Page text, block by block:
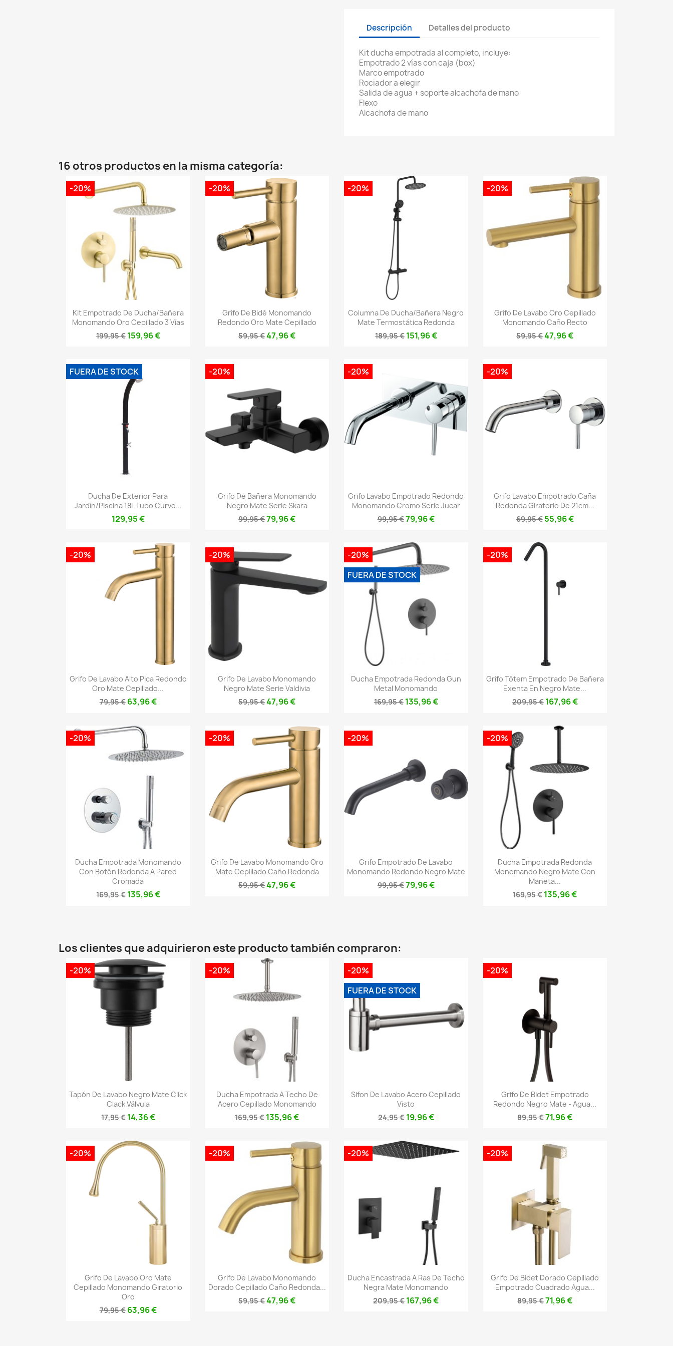
Descripción Detalles del producto
Kit ducha empotrada al completo, incluye:
Empotrado 2 vías con caja (box)
Marco empotrado
Rociador a elegir
Salida de agua + soporte alcachofa de mano
Flexo
Alcachofa de mano
16 otros productos en la misma categoría:
Vista rápida
Kit Empotrado De Ducha/bañera
Monomando Oro Cepillado 3 Vías
199,95 € 159,96 €
-20%
Vista rápida
Grifo De Bidé Monomando
Redondo Oro Mate Cepillado
59,95 €47,96 €
-20%
Vista rápida
Columna De Ducha/bañera Negro
Mate Termostática Redonda
189,95 € 151,96 €
-20%
 Vista rápida
Grifo De Lavabo Oro Cepillado
Monomando Caño Recto
59,95 €47,96 €
-20%
Vista rápida
Ducha De Exterior Para
Jardín/piscina 18L Tubo Curvo...
129,95 €
FUERA DE STOCK
Vista rápida
Grifo De Bañera Monomando
Negro Mate Serie Skara
99,95 €79,96 €
-20%
Vista rápida
Grifo Lavabo Empotrado Redondo
Monomando Cromo Serie Jucar
99,95 €79,96 €
-20%
Vista rápida
Grifo Lavabo Empotrado Caña
Redonda Giratorio De 21cm...
69,95 € 55,96 €
-20%
Vista rápida
Grifo De Lavabo Alto Pica Redondo
Oro Mate Cepillado...
79,95 € 63,96 €
-20%
 Vista rápida
Grifo De Lavabo Monomando
Negro Mate Serie Valdivia
59,95 €47,96 €
-20%
Vista rápida
Ducha Empotrada Redonda Gun
Metal Monomando
169,95 € 135,96 €
-20%
FUERA DE STOCK
Vista rápida
Grifo Tótem Empotrado De Bañera
Exenta En Negro Mate...
209,95 € 167,96 €
-20%
Vista rápida
Ducha Empotrada Monomando
Con Botón Redonda A Pared
Cromada
169,95 € 135,96 €
-20%
Vista rápida
Grifo De Lavabo Monomando Oro
Mate Cepillado Caño Redonda
59,95 €47,96 €
-20%
Vista rápida
Grifo Empotrado De Lavabo
Monomando Redondo Negro Mate
99,95 €79,96 €
-20%
Vista rápida
Ducha Empotrada Redonda
Monomando Negro Mate Con
Maneta...
169,95 €135,96 €
-20%
Los clientes que adquirieron este producto también compraron:
Vista rápida
Tapón De Lavabo Negro Mate Click
Clack Válvula
17,95 € 14,36 €
-20%
Vista rápida
Ducha Empotrada A Techo De
Acero Cepillado Monomando
169,95 €135,96 €
-20%
Vista rápida
Sifon De Lavabo Acero Cepillado
Visto
24,95 € 19,96 €
-20%
FUERA DE STOCK
Vista rápida
Grifo De Bidet Empotrado
Redondo Negro Mate - Agua...
89,95 €71,96 €
-20%
Vista rápida
Grifo De Lavabo Oro Mate
Cepillado Monomando Giratorio
Oro
79,95 € 63,96 €
-20%
 Vista rápida
Grifo De Lavabo Monomando
Dorado Cepillado Caño Redonda...
59,95 €47,96 €
-20%
Vista rápida
Ducha Encastrada A Ras De Techo
Negra Mate Monomando
209,95 €167,96 €
-20%
Vista rápida
Grifo De Bidet Dorado Cepillado
Empotrado Cuadrado Agua...
89,95 €71,96 €
-20%